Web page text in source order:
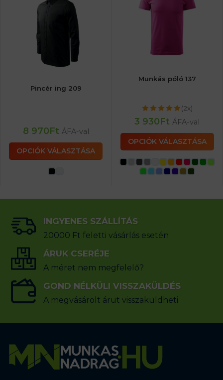
Pincér ing 209
8 970Ft ÁFA-val
OPCIÓK VÁLASZTÁSA
Munkás póló 137
(2x)
3 930Ft ÁFA-val
OPCIÓK VÁLASZTÁSA
INGYENES SZÁLLÍTÁS
20000 Ft feletti vásárlás esetén
ÁRUK CSERÉJE
A méret nem megfelelő?
GOND NÉLKÜLI VISSZAKÜLDÉS
A megvásárolt árut visszaküldheti